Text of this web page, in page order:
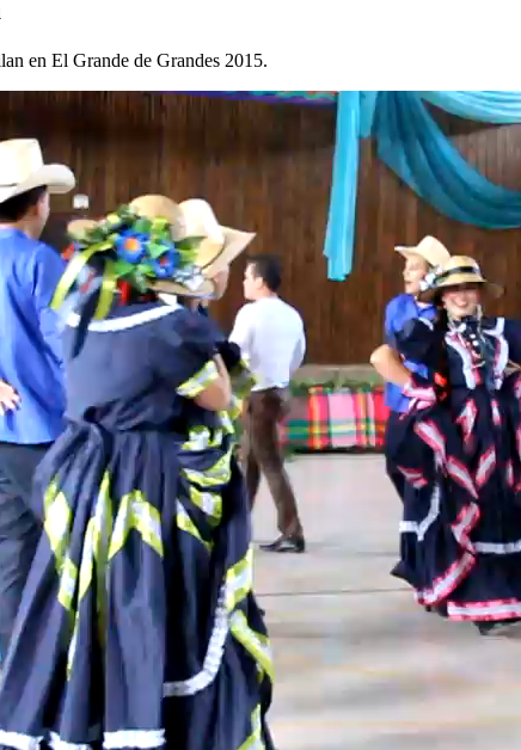
en El Grande de Grandes 2015.